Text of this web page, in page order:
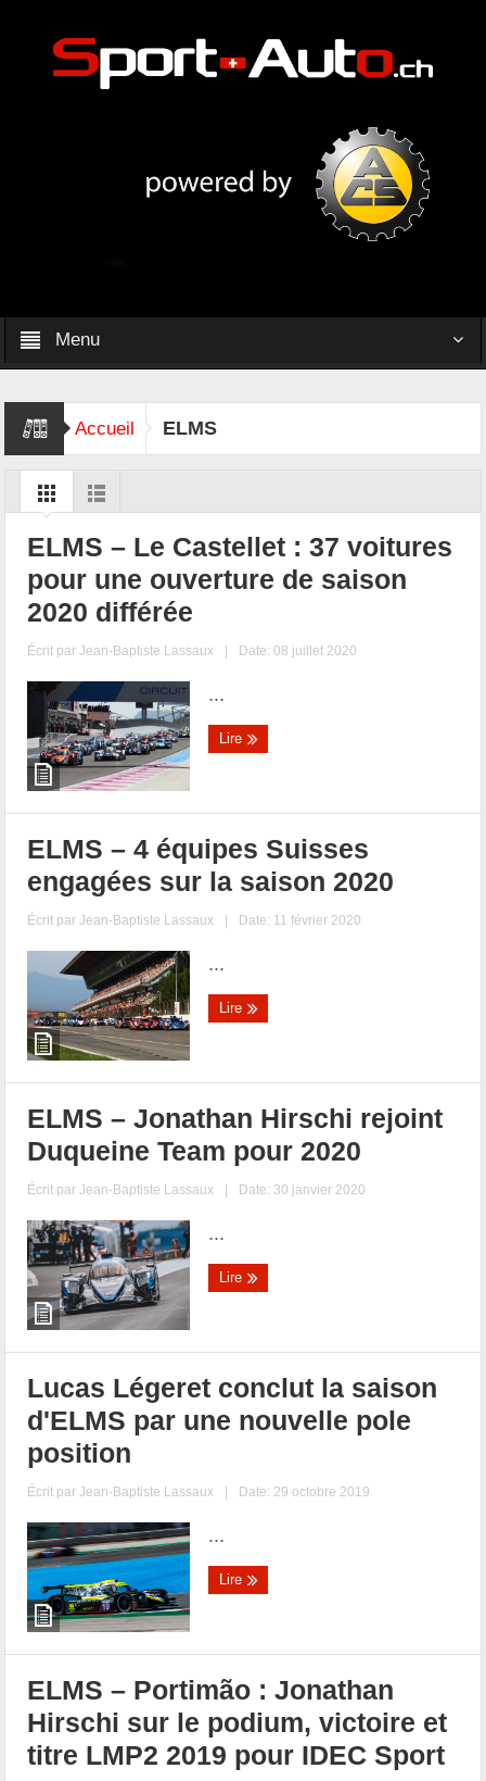
Menu
Accueil ELMS
ELMS – Le Castellet : 37 voitures
pour une ouverture de saison
2020 différée
Écrit parJean-Baptiste Lassaux | Date: 08 juillet 2020
...
Lire
ELMS – 4 équipes Suisses
engagées sur la saison 2020
Écrit parJean-Baptiste Lassaux | Date: 11 février 2020
...
Lire
ELMS – Jonathan Hirschi rejoint
Duqueine Team pour 2020
Écrit parJean-Baptiste Lassaux | Date: 30 janvier 2020
...
Lire
Lucas Légeret conclut la saison
d'ELMS par une nouvelle pole
position
Écrit parJean-Baptiste Lassaux | Date: 29 octobre 2019
...
Lire
ELMS – Portimão : Jonathan
Hirschi sur le podium, victoire et
titre LMP2 2019 pour IDEC Sport